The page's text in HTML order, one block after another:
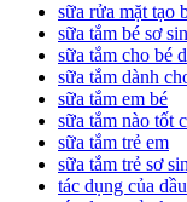
sữa rửa mặt tạo
sữa tắm bé sơ
sữa tắm cho bé
sữa tắm dành
sữa tắm em bé
sữa tắm nào tốt
sữa tắm trẻ em
sữa tắm trẻ sơ
tác dụng của